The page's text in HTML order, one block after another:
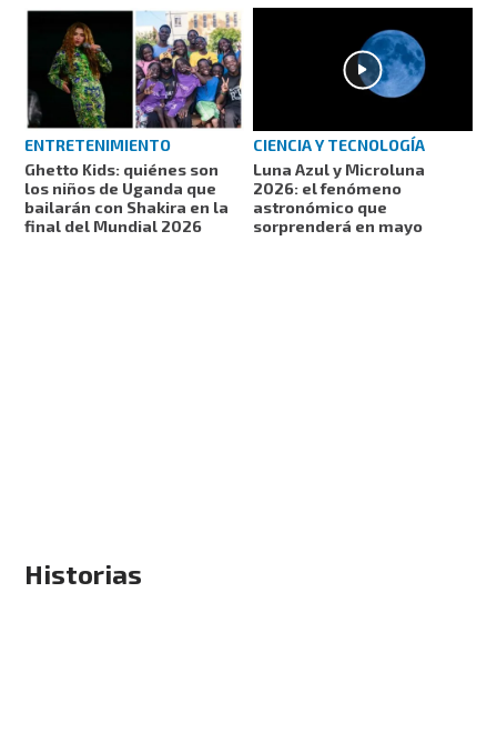
ENTRETENIMIENTO
Ghetto Kids: quiénes son
los niños de Uganda que
bailarán con Shakira en la
final del Mundial 2026
CIENCIA Y TECNOLOGÍA
Luna Azul y Microluna
2026: el fenómeno
astronómico que
sorprenderá en mayo
Historias